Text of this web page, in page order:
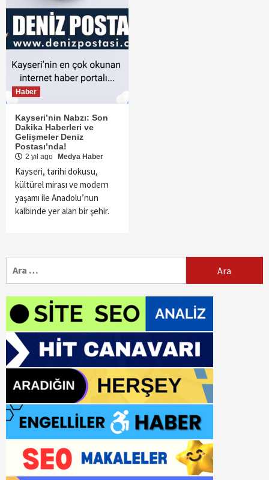
Haber
Kayseri’nin Nabzı: Son
Dakika Haberleri ve
Gelişmeler Deniz
Postası’nda!
2 yıl ago Medya Haber
Kayseri, tarihi dokusu,
kültürel mirası ve modern
yaşamı ile Anadolu’nun
kalbinde yer alan bir şehir.